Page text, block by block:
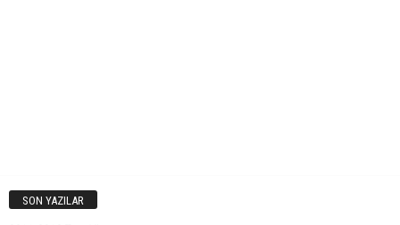
SON YAZILAR